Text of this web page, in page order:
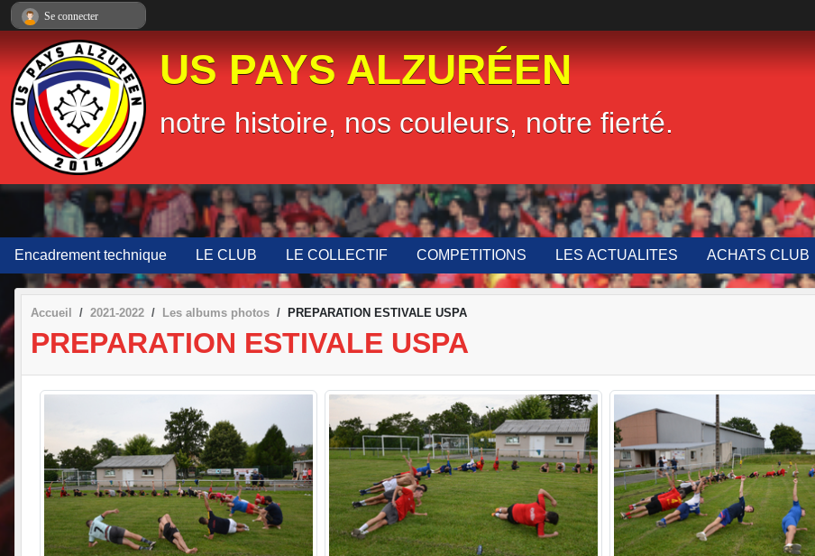
US PAYS ALZURÉEN
notre histoire, nos couleurs, notre fierté.
Encadrement technique LE CLUB LE COLLECTIF COMPETITIONS LES ACTUALITES ACHATS CLUB
Accueil 2021-2022 Les albums photos PREPARATION ESTIVALE USPA
PREPARATION ESTIVALE USPA
Se connecter
Panneau de gestion des cookies